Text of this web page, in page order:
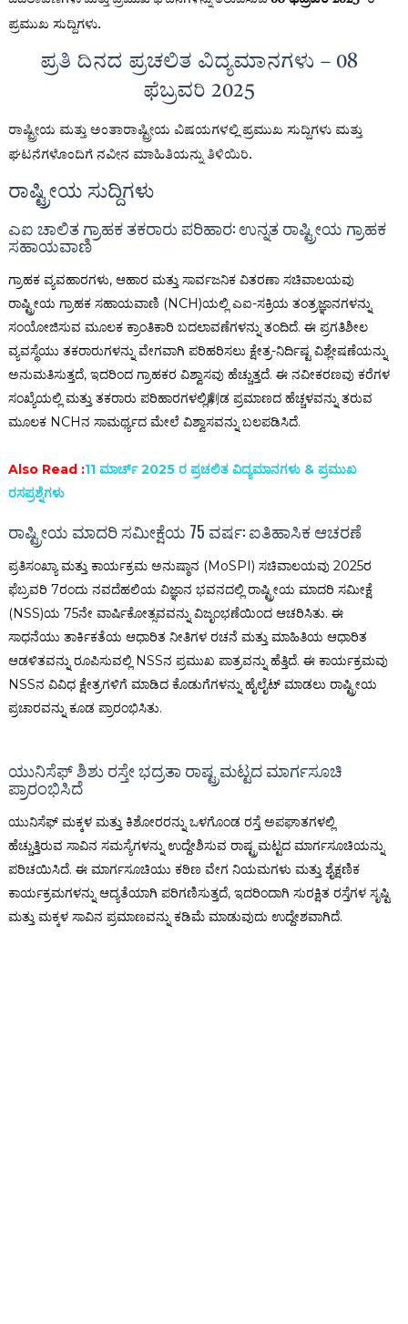
ಪ್ರಮುಖ ಸುದ್ದಿಗಳು.
ಪ್ರತಿ ದಿನದ ಪ್ರಚಲಿತ ವಿದ್ಯಮಾನಗಳು – 08
ಫೆಬ್ರವರಿ 2025
ರಾಷ್ಟ್ರೀಯ ಮತ್ತು ಅಂತಾರಾಷ್ಟ್ರೀಯ ವಿಷಯಗಳಲ್ಲಿ ಪ್ರಮುಖ ಸುದ್ದಿಗಳು ಮತ್ತು
ಘಟನೆಗಳೊಂದಿಗೆ ನವೀನ ಮಾಹಿತಿಯನ್ನು ತಿಳಿಯಿರಿ.
ರಾಷ್ಟ್ರೀಯ ಸುದ್ದಿಗಳು
ಎಐ ಚಾಲಿತ ಗ್ರಾಹಕ ತಕರಾರು ಪರಿಹಾರ: ಉನ್ನತ ರಾಷ್ಟ್ರೀಯ ಗ್ರಾಹಕ
ಸಹಾಯವಾಣಿ
ಗ್ರಾಹಕ ವ್ಯವಹಾರಗಳು, ಆಹಾರ ಮತ್ತು ಸಾರ್ವಜನಿಕ ವಿತರಣಾ ಸಚಿವಾಲಯವು
ರಾಷ್ಟ್ರೀಯ ಗ್ರಾಹಕ ಸಹಾಯವಾಣಿ (NCH)ಯಲ್ಲಿ ಎಐ-ಸಕ್ರಿಯ ತಂತ್ರಜ್ಞಾನಗಳನ್ನು
ಸಂಯೋಜಿಸುವ ಮೂಲಕ ಕ್ರಾಂತಿಕಾರಿ ಬದಲಾವಣೆಗಳನ್ನು ತಂದಿದೆ. ಈ ಪ್ರಗತಿಶೀಲ
ವ್ಯವಸ್ಥೆಯು ತಕರಾರುಗಳನ್ನು ವೇಗವಾಗಿ ಪರಿಹರಿಸಲು ಕ್ಷೇತ್ರ-ನಿರ್ದಿಷ್ಟ ವಿಶ್ಲೇಷಣೆಯನ್ನು
ಅನುಮತಿಸುತ್ತದೆ, ಇದರಿಂದ ಗ್ರಾಹಕರ ವಿಶ್ವಾಸವು ಹೆಚ್ಚುತ್ತದೆ. ಈ ನವೀಕರಣವು ಕರೆಗಳ
ಸಂಖ್ಯೆಯಲ್ಲಿ ಮತ್ತು ತಕರಾರು ಪರಿಹಾರಗಳಲ್ಲಿ劇ಡ ಪ್ರಮಾಣದ ಹೆಚ್ಚಳವನ್ನು ತರುವ
ಮೂಲಕ NCHನ ಸಾಮರ್ಥ್ಯದ ಮೇಲೆ ವಿಶ್ವಾಸವನ್ನು ಬಲಪಡಿಸಿದೆ.
Also Read :11 ಮಾರ್ಚ್ 2025 ರ ಪ್ರಚಲಿತ ವಿದ್ಯಮಾನಗಳು & ಪ್ರಮುಖ
ರಸಪ್ರಶ್ನೆಗಳು
ರಾಷ್ಟ್ರೀಯ ಮಾದರಿ ಸಮೀಕ್ಷೆಯ 75 ವರ್ಷ: ಐತಿಹಾಸಿಕ ಆಚರಣೆ
ಪ್ರತಿಸಂಖ್ಯಾ ಮತ್ತು ಕಾರ್ಯಕ್ರಮ ಅನುಷ್ಠಾನ (MoSPI) ಸಚಿವಾಲಯವು 2025ರ
ಫೆಬ್ರವರಿ 7ರಂದು ನವದೆಹಲಿಯ ವಿಜ್ಞಾನ ಭವನದಲ್ಲಿ ರಾಷ್ಟ್ರೀಯ ಮಾದರಿ ಸಮೀಕ್ಷೆ
(NSS)ಯ 75ನೇ ವಾರ್ಷಿಕೋತ್ಸವವನ್ನು ವಿಜೃಂಭಣೆಯಿಂದ ಆಚರಿಸಿತು. ಈ
ಸಾಧನೆಯು ತಾರ್ಕಿಕತೆಯ ಆಧಾರಿತ ನೀತಿಗಳ ರಚನೆ ಮತ್ತು ಮಾಹಿತಿಯ ಆಧಾರಿತ
ಆಡಳಿತವನ್ನು ರೂಪಿಸುವಲ್ಲಿ NSSನ ಪ್ರಮುಖ ಪಾತ್ರವನ್ನು ಹೆತ್ತಿದೆ. ಈ ಕಾರ್ಯಕ್ರಮವು
NSSನ ವಿವಿಧ ಕ್ಷೇತ್ರಗಳಿಗೆ ಮಾಡಿದ ಕೊಡುಗೆಗಳನ್ನು ಹೈಲೈಟ್ ಮಾಡಲು ರಾಷ್ಟ್ರೀಯ
ಪ್ರಚಾರವನ್ನು ಕೂಡ ಪ್ರಾರಂಭಿಸಿತು.
ಯುನಿಸೆಫ್ ಶಿಶು ರಸ್ತೇ ಭದ್ರತಾ ರಾಷ್ಟ್ರಮಟ್ಟದ ಮಾರ್ಗಸೂಚಿ
ಪ್ರಾರಂಭಿಸಿದೆ
ಯುನಿಸೆಫ್ ಮಕ್ಕಳ ಮತ್ತು ಕಿಶೋರರನ್ನು ಒಳಗೊಂಡ ರಸ್ತೆ ಅಪಘಾತಗಳಲ್ಲಿ
ಹೆಚ್ಚುತ್ತಿರುವ ಸಾವಿನ ಸಮಸ್ಯೆಗಳನ್ನು ಉದ್ದೇಶಿಸುವ ರಾಷ್ಟ್ರಮಟ್ಟದ ಮಾರ್ಗಸೂಚಿಯನ್ನು
ಪರಿಚಯಿಸಿದೆ. ಈ ಮಾರ್ಗಸೂಚಿಯು ಕಠಿಣ ವೇಗ ನಿಯಮಗಳು ಮತ್ತು ಶೈಕ್ಷಣಿಕ
ಕಾರ್ಯಕ್ರಮಗಳನ್ನು ಆದ್ಯತೆಯಾಗಿ ಪರಿಗಣಿಸುತ್ತದೆ, ಇದರಿಂದಾಗಿ ಸುರಕ್ಷಿತ ರಸ್ತೆಗಳ ಸೃಷ್ಟಿ
ಮತ್ತು ಮಕ್ಕಳ ಸಾವಿನ ಪ್ರಮಾಣವನ್ನು ಕಡಿಮೆ ಮಾಡುವುದು ಉದ್ದೇಶವಾಗಿದೆ.